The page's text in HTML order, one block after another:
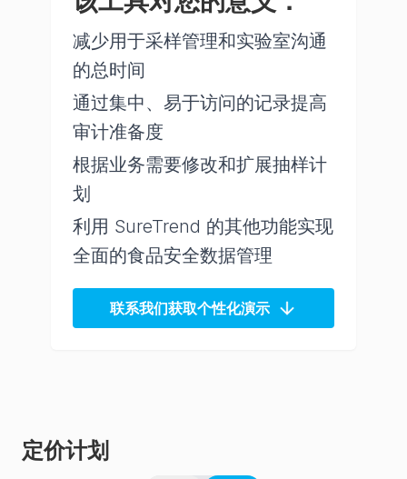
减少用于采样管理和实验室沟通
的总时间
通过集中、易于访问的记录提高
审计准备度
根据业务需要修改和扩展抽样计
划
利用 SureTrend 的其他功能实现
全面的食品安全数据管理
联系我们获取个性化演示
定价计划